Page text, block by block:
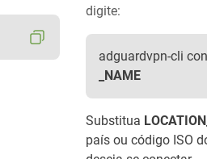
digite:
adguardvpn-cli
_NAME
Substitua
país ou código ISO